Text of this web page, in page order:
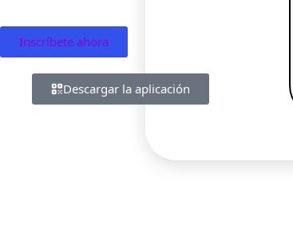
Inscríbete ahora
Descargar la aplicación